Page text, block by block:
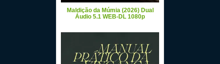
Maldição da Múmia (2026) Dual
Áudio 5.1 WEB-DL 1080p